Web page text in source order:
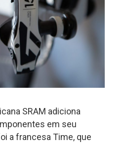
SRAM adiciona
em seu
a francesa Time, que